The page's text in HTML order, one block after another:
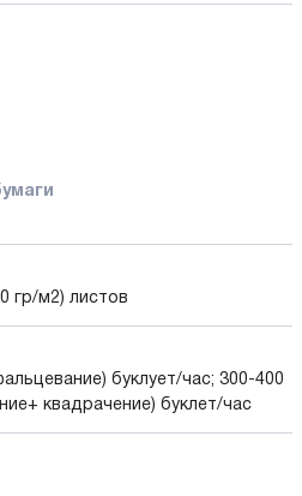
гр/м2) листов
буклует/час; 300-400
квадрачение) буклет/час